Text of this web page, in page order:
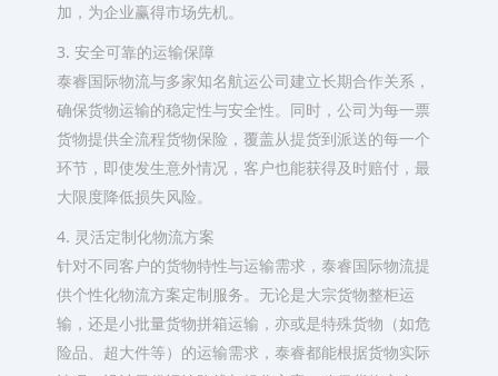
加，为企业赢得市场先机。
3. 安全可靠的运输保障
泰睿国际物流与多家知名航运公司建立长期合作关系，
确保货物运输的稳定性与安全性。同时，公司为每一票
货物提供全流程货物保险，覆盖从提货到派送的每一个
环节，即使发生意外情况，客户也能获得及时赔付，最
大限度降低损失风险。
4. 灵活定制化物流方案
针对不同客户的货物特性与运输需求，泰睿国际物流提
供个性化物流方案定制服务。无论是大宗货物整柜运
输，还是小批量货物拼箱运输，亦或是特殊货物（如危
险品、超大件等）的运输需求，泰睿都能根据货物实际